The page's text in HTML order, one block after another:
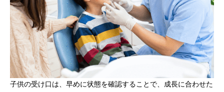
子供の受け口は、早めに状態を確認することで、成長に合わせた